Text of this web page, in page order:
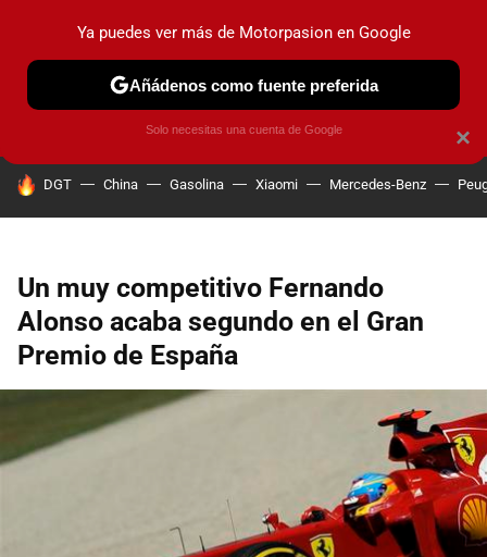
PRUEBAS COCHES ELÉCTRICOS OBSERVATORIO
HOY SE HABLA DE
DGT China Gasolina Xiaomi Mercedes-Benz
Un muy competitivo Fernando
Alonso acaba segundo en el Gran
Premio de España
×
Ya puedes ver más de Motorpasion en Google
Añádenos como fuente preferida
Solo necesitas una cuenta de Google